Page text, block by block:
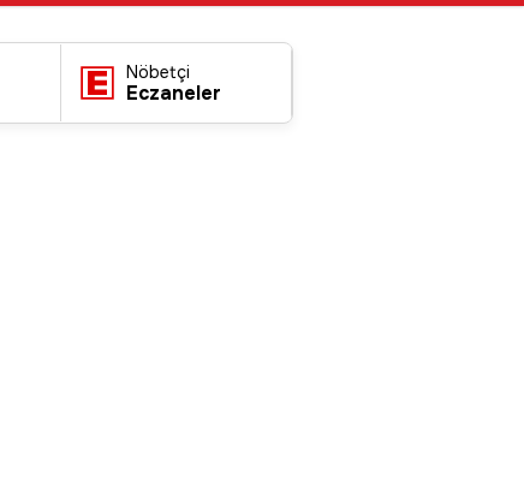
Nöbetçi
Eczaneler